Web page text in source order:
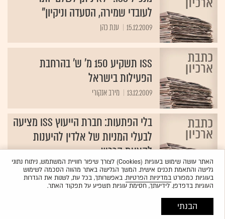
לעובדי שמירה, הסעדה וניקיון"
15.12.2009 ענת כהן
ISS תשקיע 150 מ' ש' בהרחבת
הפעילות בישראל
13.12.2009 מירב אנקורי
בלי הפתעות: חברת הייעוץ ISS מציעה
לבעלי המניות של אלדין להיענות
להצעת הרכש
11.02.2009 דן שוחט
האתר עושה שימוש בעוגיות (Cookies) לצורך שיפור חוויית המשתמש, ניתוח נתוני
גלישה והתאמת תכנים אישית. המשך הגלישה באתר מהווה הסכמה לשימוש
בעוגיות כמפורטבמדיניות הפרטיות. באפשרותך, בכל עת, לשנות את הגדרות
העוגיות בדפדפן. לידיעתך, חסימת עוגיות תשפיע על תפקוד האתר.
הבנתי